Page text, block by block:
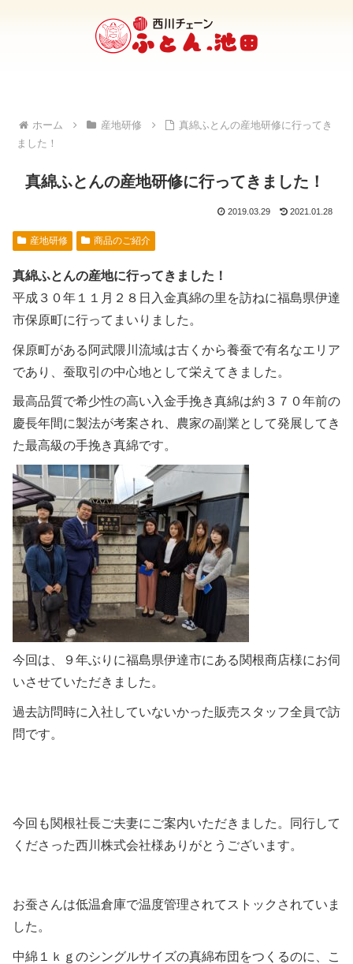
ホーム 産地研修
真綿ふとんの産地研修に行ってき
ました！
真綿ふとんの産地研修に行ってきました！
2019.03.29 2021.01.28
産地研修 商品のご紹介
真綿ふとんの産地に行ってきました！
平成３０年１１月２８日入金真綿の里を訪ねに福島県伊達
市保原町に行ってまいりました。
保原町がある阿武隈川流域は古くから養蚕で有名なエリア
であり、蚕取引の中心地として栄えてきました。
最高品質で希少性の高い入金手挽き真綿は約３７０年前の
慶長年間に製法が考案され、農家の副業として発展してき
た最高級の手挽き真綿です。
今回は、９年ぶりに福島県伊達市にある関根商店様にお伺
いさせていただきました。
過去訪問時に入社していないかった販売スタッフ全員で訪
問です。
今回も関根社長ご夫妻にご案内いただきました。同行して
くださった西川株式会社様ありがとうございます。
お蚕さんは低温倉庫で温度管理されてストックされていま
した。
中綿１ｋｇのシングルサイズの真綿布団をつくるのに、こ